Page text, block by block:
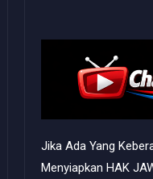
Jika Ada Yang
Menyiapkan HAK